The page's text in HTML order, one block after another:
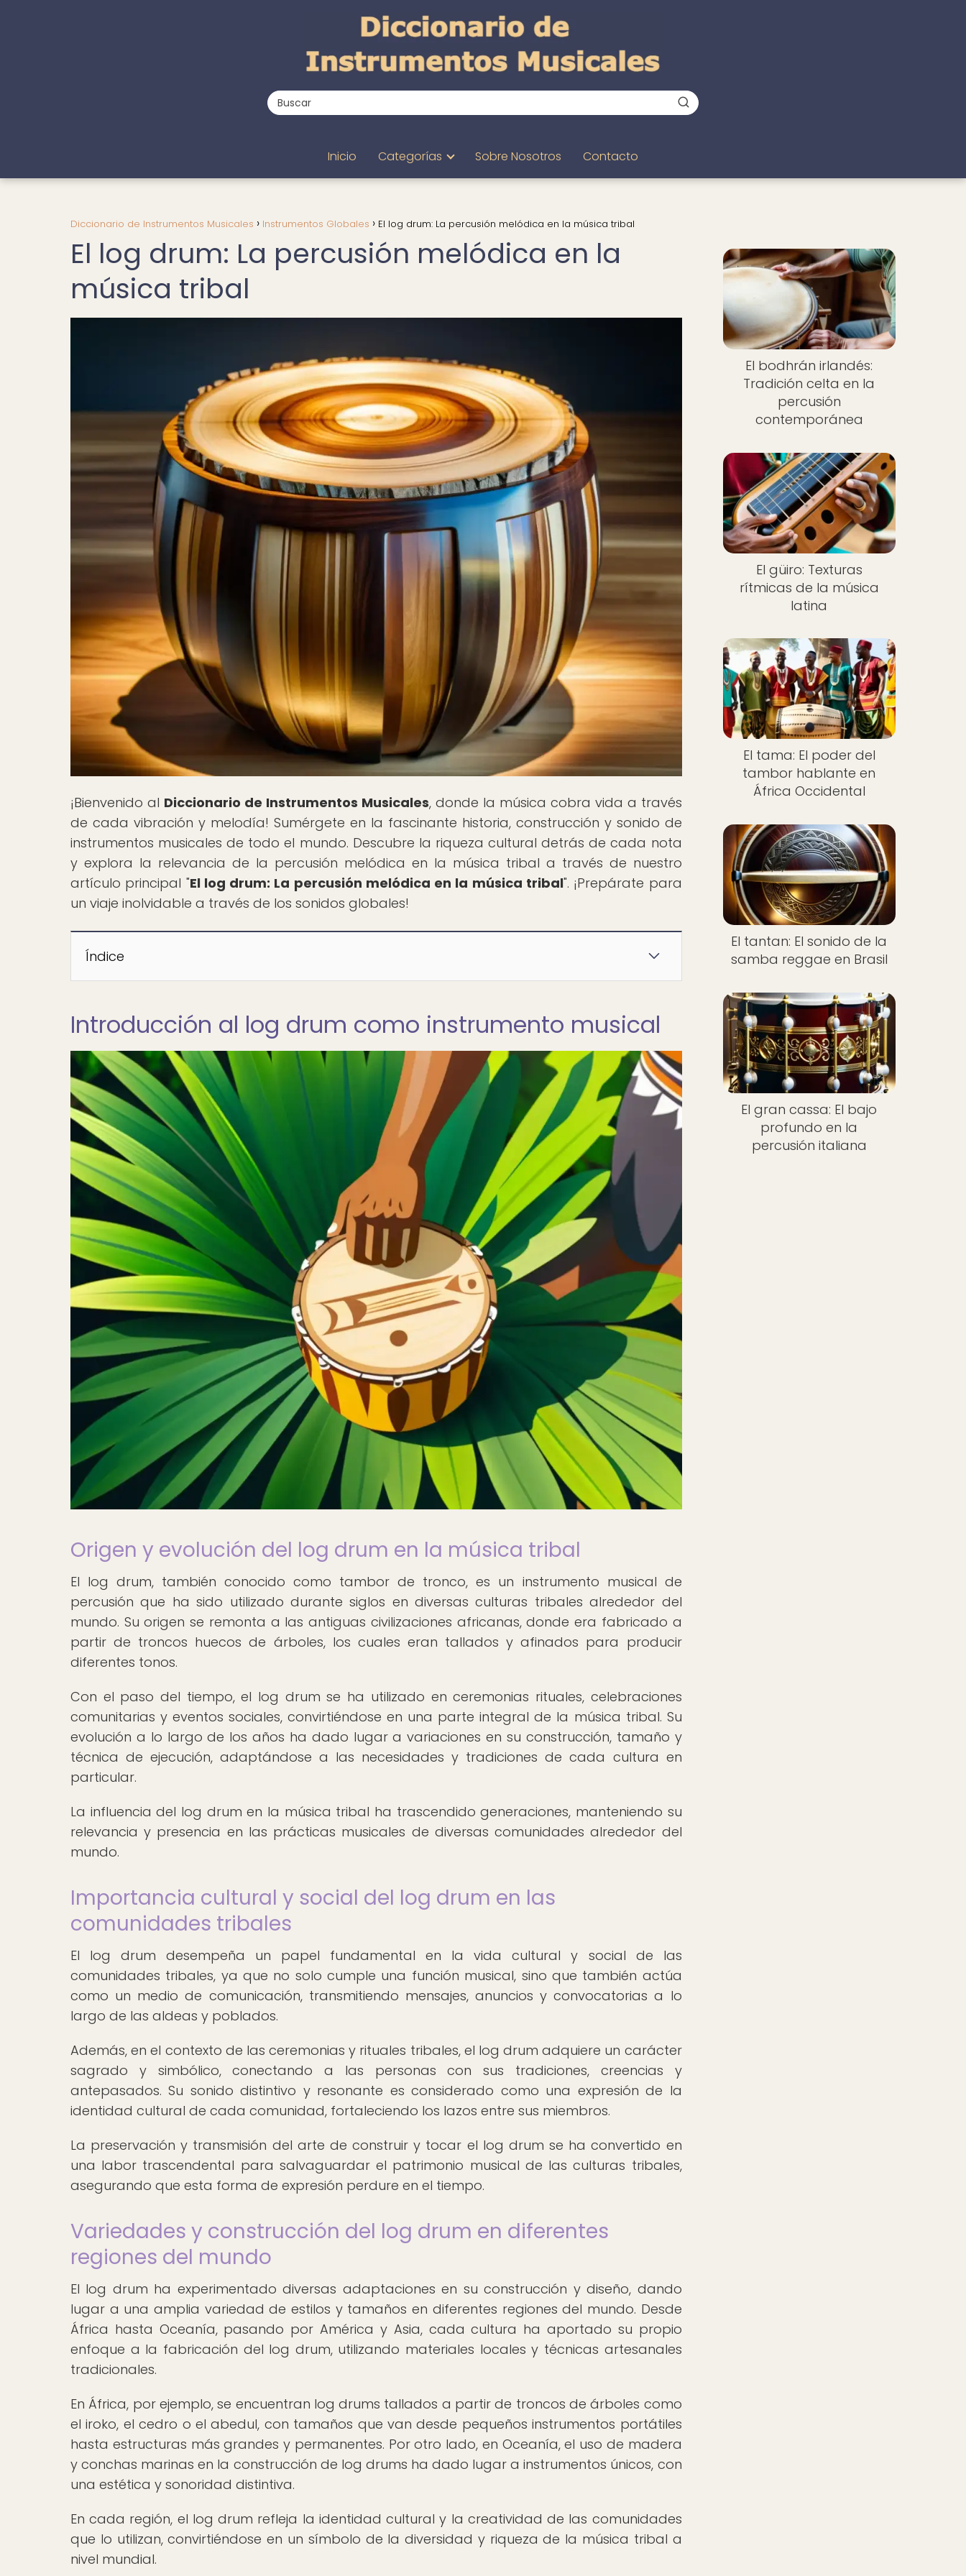
Inicio Categorías Sobre Nosotros Contacto
Diccionario de Instrumentos Musicales Instrumentos Globales El log drum: La percusión melódica en la música tribal
El log drum: La percusión melódica en la
música tribal
¡Bienvenido al Diccionario de Instrumentos Musicales, donde la música cobra vida a través
de cada vibración y melodía! Sumérgete en la fascinante historia, construcción y sonido de
instrumentos musicales de todo el mundo. Descubre la riqueza cultural detrás de cada nota
y explora la relevancia de la percusión melódica en la música tribal a través de nuestro
artículo principal "El log drum: La percusión melódica en la música tribal". ¡Prepárate para
un viaje inolvidable a través de los sonidos globales!
Índice
Introducción al log drum como instrumento musical
Origen y evolución del log drum en la música tribal
El log drum, también conocido como tambor de tronco, es un instrumento musical de
percusión que ha sido utilizado durante siglos en diversas culturas tribales alrededor del
mundo. Su origen se remonta a las antiguas civilizaciones africanas, donde era fabricado a
partir de troncos huecos de árboles, los cuales eran tallados y afinados para producir
diferentes tonos.
Con el paso del tiempo, el log drum se ha utilizado en ceremonias rituales, celebraciones
comunitarias y eventos sociales, convirtiéndose en una parte integral de la música tribal. Su
evolución a lo largo de los años ha dado lugar a variaciones en su construcción, tamaño y
técnica de ejecución, adaptándose a las necesidades y tradiciones de cada cultura en
particular.
La influencia del log drum en la música tribal ha trascendido generaciones, manteniendo su
relevancia y presencia en las prácticas musicales de diversas comunidades alrededor del
mundo.
Importancia cultural y social del log drum en las
comunidades tribales
El log drum desempeña un papel fundamental en la vida cultural y social de las
comunidades tribales, ya que no solo cumple una función musical, sino que también actúa
como un medio de comunicación, transmitiendo mensajes, anuncios y convocatorias a lo
largo de las aldeas y poblados.
Además, en el contexto de las ceremonias y rituales tribales, el log drum adquiere un carácter
sagrado y simbólico, conectando a las personas con sus tradiciones, creencias y
antepasados. Su sonido distintivo y resonante es considerado como una expresión de la
identidad cultural de cada comunidad, fortaleciendo los lazos entre sus miembros.
La preservación y transmisión del arte de construir y tocar el log drum se ha convertido en
una labor trascendental para salvaguardar el patrimonio musical de las culturas tribales,
asegurando que esta forma de expresión perdure en el tiempo.
Variedades y construcción del log drum en diferentes
regiones del mundo
El log drum ha experimentado diversas adaptaciones en su construcción y diseño, dando
lugar a una amplia variedad de estilos y tamaños en diferentes regiones del mundo. Desde
África hasta Oceanía, pasando por América y Asia, cada cultura ha aportado su propio
enfoque a la fabricación del log drum, utilizando materiales locales y técnicas artesanales
tradicionales.
En África, por ejemplo, se encuentran log drums tallados a partir de troncos de árboles como
el iroko, el cedro o el abedul, con tamaños que van desde pequeños instrumentos portátiles
hasta estructuras más grandes y permanentes. Por otro lado, en Oceanía, el uso de madera
y conchas marinas en la construcción de log drums ha dado lugar a instrumentos únicos, con
una estética y sonoridad distintiva.
En cada región, el log drum refleja la identidad cultural y la creatividad de las comunidades
que lo utilizan, convirtiéndose en un símbolo de la diversidad y riqueza de la música tribal a
nivel mundial.
El bodhrán irlandés:
Tradición celta en la
percusión
contemporánea
El güiro: Texturas
rítmicas de la música
latina
El tama: El poder del
tambor hablante en
África Occidental
El tantan: El sonido de la
samba reggae en Brasil
El gran cassa: El bajo
profundo en la
percusión italiana